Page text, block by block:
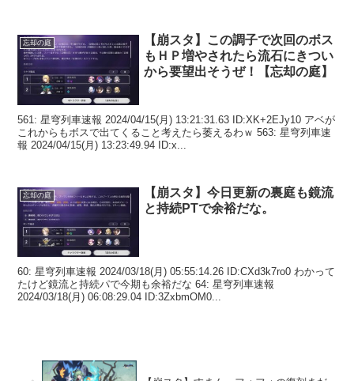
忘却の庭
【崩スタ】この調子で次回のボス
もＨＰ増やされたら流石にきつい
から要望出そうぜ！【忘却の庭】
561: 星穹列車速報 2024/04/15(月) 13:21:31.63 ID:XK+2EJy10 アベが
これからもボスで出てくること考えたら萎えるわｗ 563: 星穹列車速
報 2024/04/15(月) 13:23:49.94 ID:x...
忘却の庭
【崩スタ】今日更新の裏庭も鏡流
と持続PTで余裕だな。
60: 星穹列車速報 2024/03/18(月) 05:55:14.26 ID:CXd3k7ro0 わかって
たけど鏡流と持続パで今期も余裕だな 64: 星穹列車速報
2024/03/18(月) 06:08:29.04 ID:3ZxbmOM0...